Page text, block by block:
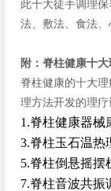
此十大徒手调理
法、敷法、食法、
附：脊柱健康十
脊柱健康的十大
理方法开发的理疗
1.脊柱健康器
3.脊柱玉石温
5.脊柱倒悬摇
7.脊柱音波共